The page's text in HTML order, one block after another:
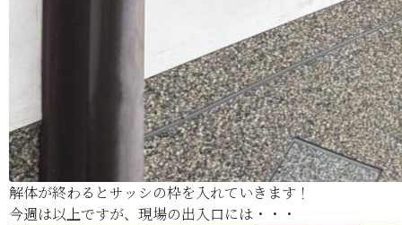
解体が終わるとサッシの枠を入れていきます！
今週は以上ですが、現場の出入口には・・・